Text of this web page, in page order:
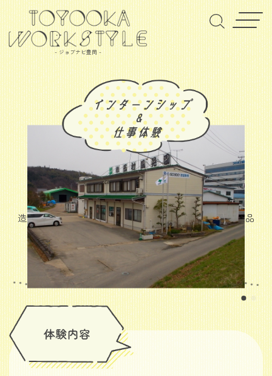
- ジョブナビ豊岡 -
カ） ニシムラフウコウエン
株式会社西村風晃園
造園工事、法面処理工事、土木工事、森林整備、園芸用品
販売、リガーデン、その他環境関連事業
企業情報はこちら